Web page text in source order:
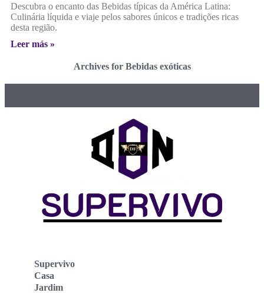
Descubra o encanto das Bebidas típicas da América Latina:
Culinária líquida e viaje pelos sabores únicos e tradições ricas
desta região.
Leer más »
Archives for Bebidas exóticas
Supervivo
Casa
Jardim